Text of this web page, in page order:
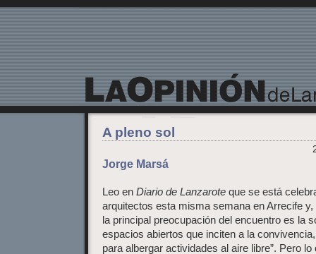
A pleno sol
Jorge Marsá
Leo en Diario de Lanzarote que se está
arquitectos esta misma semana en Arrecife
la principal preocupación del encuentro es la
espacios abiertos que inciten a la
para albergar actividades al aire libre”. Pero